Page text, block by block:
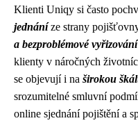
Klienti Uniqy si často
jednáníze strany
a bezproblémové
klienty v náročných
se objevují i na širokou
srozumitelné smluvní
online sjednání pojištění a